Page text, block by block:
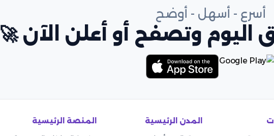
أسرع - أسهل - أوضح
وتصفح أو أعلن الآن 🚀
المدن الرئيسية
المنصة الرئيسية